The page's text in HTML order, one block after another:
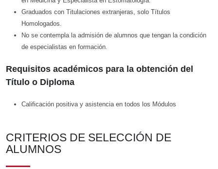
Graduados con Titulaciones extranjeras, solo Títulos
Homologados.
No se contempla la admisión de alumnos que tengan la condición
de especialistas en formación.
Requisitos académicos para la obtención del
Título o Diploma
Calificación positiva y asistencia en todos los Módulos
CRITERIOS DE SELECCIÓN DE
ALUMNOS